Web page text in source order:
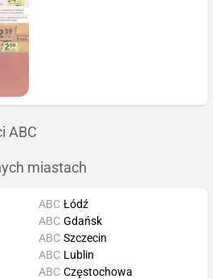
ABC
miastach
ABC Łódź
ABC Gdańsk
ABC Szczecin
ABC Lublin
ABC Częstochowa